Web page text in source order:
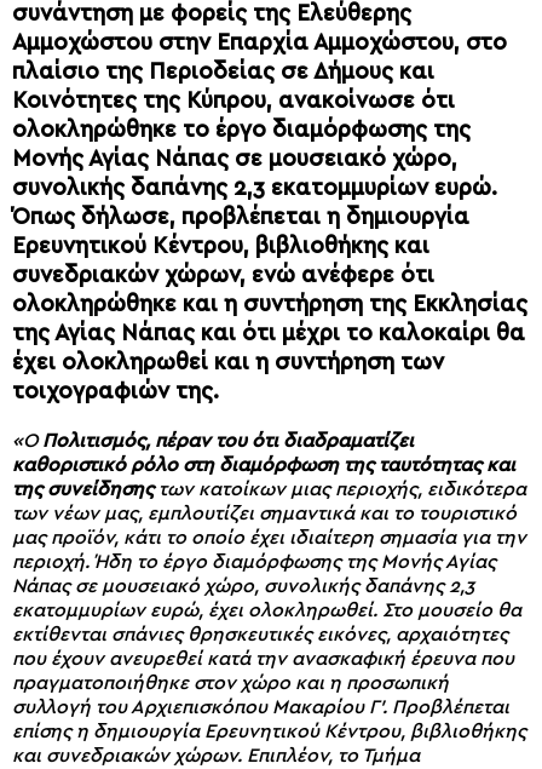
συνάντηση με φορείς της Ελεύθερης
Αμμοχώστου στην Επαρχία Αμμοχώστου, στο
πλαίσιο της Περιοδείας σε Δήμους και
Κοινότητες της Κύπρου, ανακοίνωσε ότι
ολοκληρώθηκε το έργο διαμόρφωσης της
Μονής Αγίας Νάπας σε μουσειακό χώρο,
συνολικής δαπάνης 2,3 εκατομμυρίων ευρώ.
Όπως δήλωσε, προβλέπεται η δημιουργία
Ερευνητικού Κέντρου, βιβλιοθήκης και
συνεδριακών χώρων, ενώ ανέφερε ότι
ολοκληρώθηκε και η συντήρηση της Εκκλησίας
της Αγίας Νάπας και ότι μέχρι το καλοκαίρι θα
έχει ολοκληρωθεί και η συντήρηση των
τοιχογραφιών της.
«ΟΠολιτισμός, πέραν του ότι διαδραματίζει
καθοριστικό ρόλο στη διαμόρφωση της ταυτότητας και
της συνείδησηςτων κατοίκων μιας περιοχής, ειδικότερα
των νέων μας, εμπλουτίζει σημαντικά και το τουριστικό
μας προϊόν, κάτι το οποίο έχει ιδιαίτερη σημασία για την
περιοχή. Ήδη το έργο διαμόρφωσης της Μονής Αγίας
Νάπας σε μουσειακό χώρο, συνολικής δαπάνης 2,3
εκατομμυρίων ευρώ, έχει ολοκληρωθεί. Στο μουσείο θα
εκτίθενται σπάνιες θρησκευτικές εικόνες, αρχαιότητες
που έχουν ανευρεθεί κατά την ανασκαφική έρευνα που
πραγματοποιήθηκε στον χώρο και η προσωπική
συλλογή του Αρχιεπισκόπου Μακαρίου Γ’. Προβλέπεται
επίσης η δημιουργία Ερευνητικού Κέντρου, βιβλιοθήκης
και συνεδριακών χώρων. Επιπλέον, το Τμήμα